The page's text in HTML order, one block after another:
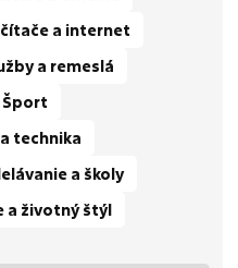
a internet
a remeslá
Šport
technika
a školy
a životný štýl